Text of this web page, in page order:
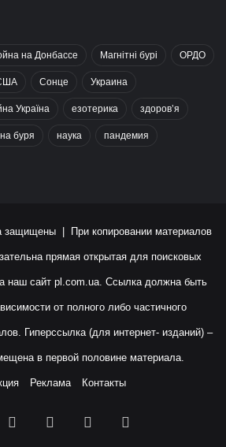
на Донбассе Магнітні бурі ОРДО
Сонце Украина
Україна езотерика здоров’я
буря наука пандемия
защищены | При копировании материалов
прямая открытая для поисковых
наш сайт pl.com.ua. Ссылка должна быть
от полного либо частичного
Гиперссылка (для интернет- изданий) –
в первой половине материала.
Реклама Контакты
YouTubeInstagram